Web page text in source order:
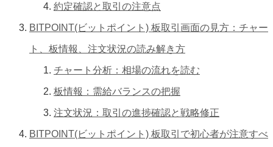
約定確認と取引の注意点
BITPOINT(ビットポイント) 板取引画面の見方：チャー
ト、板情報、注文状況の読み解き方
チャート分析：相場の流れを読む
板情報：需給バランスの把握
注文状況：取引の進捗確認と戦略修正
BITPOINT(ビットポイント) 板取引で初心者が注意すべ